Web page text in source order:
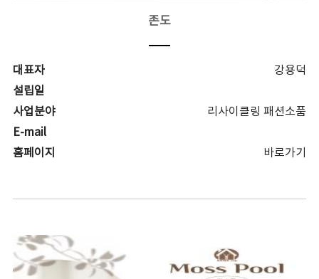
존도
대표자
강용덕
설립일
사업분야
리사이클링 패션소품
E-mail
홈페이지
바로가기